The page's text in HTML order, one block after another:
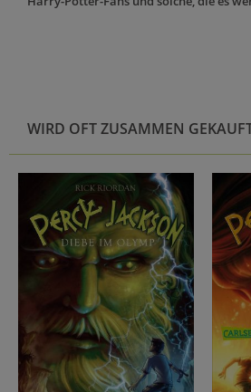
WIRD OFT ZUSAMMEN